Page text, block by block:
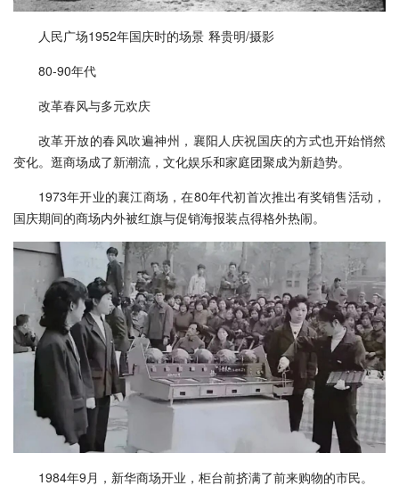
人民广场1952年国庆时的场景 释贵明/摄影
80-90年代
改革春风与多元欢庆
改革开放的春风吹遍神州，襄阳人庆祝国庆的方式也开始悄然
变化。逛商场成了新潮流，文化娱乐和家庭团聚成为新趋势。
1973年开业的襄江商场，在80年代初首次推出有奖销售活动，
国庆期间的商场内外被红旗与促销海报装点得格外热闹。
1984年9月，新华商场开业，柜台前挤满了前来购物的市民。